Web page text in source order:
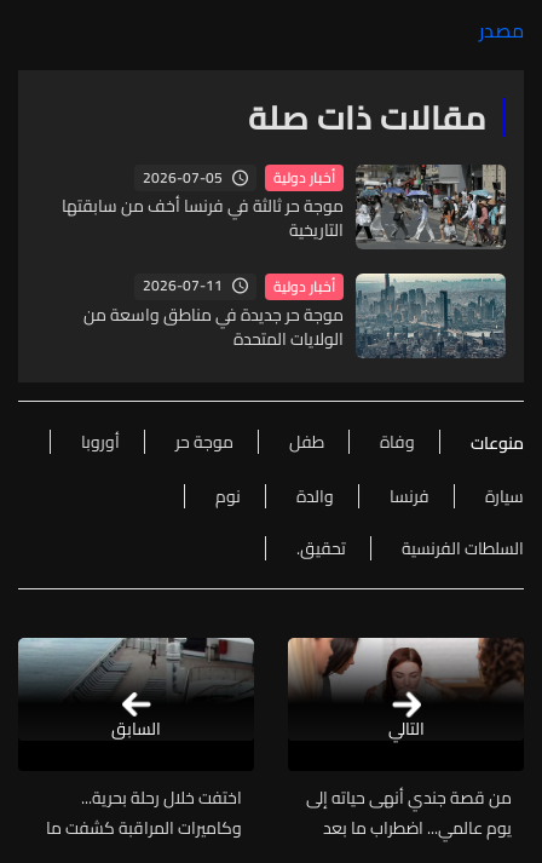
مصدر
مقالات ذات صلة
أخبار دولية 2026-07-05
موجة حر ثالثة في فرنسا أخف من سابقتها
التاريخية
أخبار دولية 2026-07-11
موجة حر جديدة في مناطق واسعة من
الولايات المتحدة
منوعات وفاة طفل موجة حر
أوروبا
سيارة
فرنسا والدة
نوم
السلطات الفرنسية
تحقيق.
التالي
من قصة جندي أنهى حياته إلى
يوم عالمي... اضطراب ما بعد
اختفت خلال رحلة بحرية...
وكاميرات المراقبة كشفت ما
السابق